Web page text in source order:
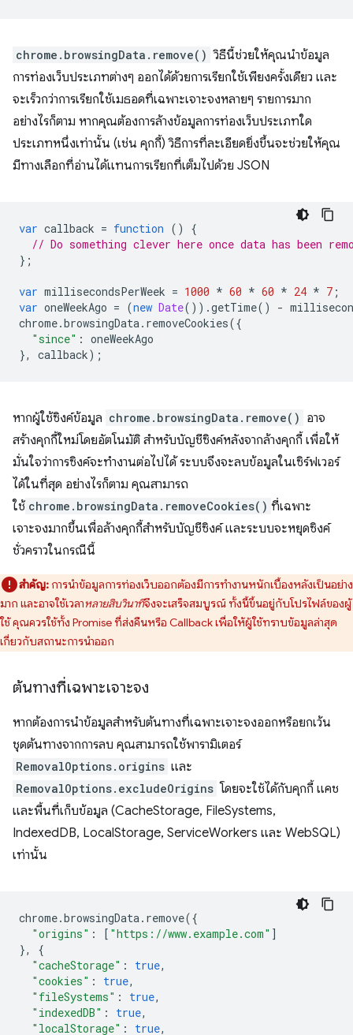
chrome.browsingData.remove() วิธีนี้ช่วยให้คุณนำข้อมูล
การท่องเว็บประเภทต่างๆ ออกได้ด้วยการเรียกใช้เพียงครั้งเดียว และ
จะเร็วกว่าการเรียกใช้เมธอดที่เฉพาะเจาะจงหลายๆ รายการมาก
อย่างไรก็ตาม หากคุณต้องการล้างข้อมูลการท่องเว็บประเภทใด
ประเภทหนึ่งเท่านั้น (เช่น คุกกี้) วิธีการที่ละเอียดยิ่งขึ้นจะช่วยให้คุณ
มีทางเลือกที่อ่านได้แทนการเรียกที่เต็มไปด้วย JSON
var callback = function ()
{
// Do something clever here once data has been
};
var millisecondsPerWeek = 1000 * 60 * 60 * 24 * 7 ;
var oneWeekAgo = (new Date()).getTime() -
chrome.browsingData. removeCookies({
"since" : oneWeekAgo
},
callback);
หากผู้ใช้ซิงค์ข้อมูล chrome.browsingData.remove() อาจ
สร้างคุกกี้ใหม่โดยอัตโนมัติ สำหรับบัญชีซิงค์หลังจากล้างคุกกี้ เพื่อให้
มั่นใจว่าการซิงค์จะทำงานต่อไปได้ ระบบจึงจะลบข้อมูลในเซิร์ฟเวอร์
ได้ในที่สุด อย่างไรก็ตาม คุณสามารถ
ใช้ chrome.browsingData.removeCookies() ที่เฉพาะ
เจาะจงมากขึ้นเพื่อล้างคุกกี้สำหรับบัญชีซิงค์ และระบบจะหยุดซิงค์
ชั่วคราวในกรณีนี้
สำคัญ: การนำข้อมูลการท่องเว็บออกต้องมีการทำงานหนักเบื้องหลังเป็นอย่าง
มาก และอาจใช้เวลาหลายสิบวินาทีจึงจะเสร็จสมบูรณ์ ทั้งนี้ขึ้นอยู่กับโปรไฟล์ของผู้
ใช้ คุณควรใช้ทั้ง Promise ที่ส่งคืนหรือ Callback เพื่อให้ผู้ใช้ทราบข้อมูลล่าสุด
เกี่ยวกับสถานะการนำออก
ต้นทางที่เฉพาะเจาะจง
หากต้องการนำข้อมูลสำหรับต้นทางที่เฉพาะเจาะจงออกหรือยกเว้น
ชุดต้นทางจากการลบ คุณสามารถใช้พารามิเตอร์
RemovalOptions.origins และ
RemovalOptions.excludeOrigins โดยจะใช้ได้กับคุกกี้ แคช
และพื้นที่เก็บข้อมูล (CacheStorage, FileSystems,
IndexedDB, LocalStorage, ServiceWorkers และ WebSQL)
เท่านั้น
chrome.browsingData. remove({
"origins" : [ "https://www.example.com" ]
},
{
"cacheStorage" : true,
"cookies" : true,
"fileSystems" : true,
"indexedDB" : true,
"localStorage" : true,